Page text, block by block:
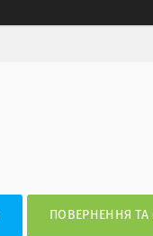
ПОВЕРНЕННЯ ТА